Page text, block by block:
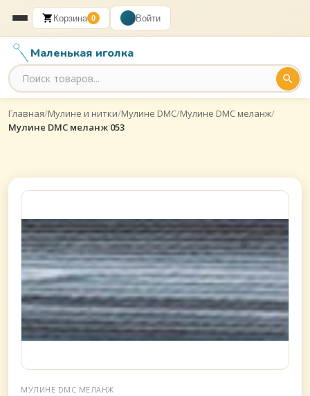
Корзина 0 Войти
Маленькая иголка
Главная/Мулине и нитки/Мулине DMC/Мулине DMC меланж/
Мулине DMC меланж 053
МУЛИНЕ DMC МЕЛАНЖ